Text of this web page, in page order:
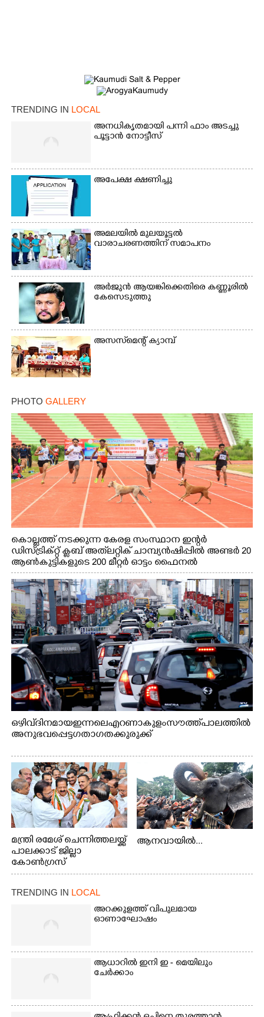
TRENDING IN LOCAL
അനധികൃതമായി പന്നി ഫാം അടച്ചു
പൂട്ടാൻ നോട്ടീസ്
അപേക്ഷ ക്ഷണിച്ചു
അമലയിൽ മുലയൂട്ടൽ
വാരാചരണത്തിന് സമാപനം
അർജുൻ ആയങ്കിക്കെതിരെ കണ്ണൂരിൽ
കേസെടുത്തു
അസസ്‌മെന്റ് ക്യാമ്പ്
PHOTO GALLERY
കൊല്ലത്ത് നടക്കുന്ന കേരള സംസ്ഥാന ഇന്റർ
ഡിസ്ട്രിക്റ്റ് ക്ലബ് അത്‌ലറ്റിക് ചാമ്പ്യൻഷിപ്പിൽ അണ്ടർ 20
ആൺകുട്ടികളുടെ 200 മീറ്റർ ഓട്ടം ഫൈനൽ
മത്സരത്തിനിടെ സിന്തറ്റിക് ട്രാക്കിന് കുറുകെ ഓടുന്ന
നായകൾ.
ഒഴിവ് ദിനമായ ഇന്നലെ എറണാകുളം സൗത്ത് പാലത്തിൽ
അനുഭവപ്പെട്ട ഗതാഗതക്കുരുക്ക്
മന്ത്രി രമേശ് ചെന്നിത്തലയ്ക്ക്
പാലക്കാട് ജില്ലാ
കോൺഗ്രസ്
ആനവായിൽ...
TRENDING IN LOCAL
അറക്കുളത്ത് വിപുലമായ
ഓണാഘോഷം
ആധാറിൽ ഇനി ഇ - മെയിലും
ചേർക്കാം
×
Share this link